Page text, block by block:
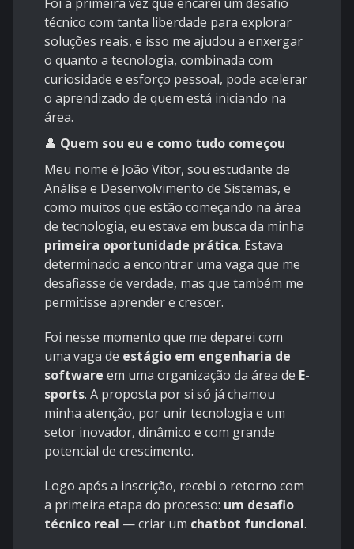
técnico com tanta liberdade para explorar
soluções reais, e isso me ajudou a enxergar
o quanto a tecnologia, combinada com
curiosidade e esforço pessoal, pode acelerar
o aprendizado de quem está iniciando na
área.
👤 Quem sou eu e como tudo começou
Meu nome é João Vitor, sou estudante de
Análise e Desenvolvimento de Sistemas, e
como muitos que estão começando na área
de tecnologia, eu estava em busca da minha
primeira oportunidade prática. Estava
determinado a encontrar uma vaga que me
desafiasse de verdade, mas que também me
permitisse aprender e crescer.
Foi nesse momento que me deparei com
uma vaga de estágio em engenharia de
software em uma organização da área de E-
sports. A proposta por si só já chamou
minha atenção, por unir tecnologia e um
setor inovador, dinâmico e com grande
potencial de crescimento.
Logo após a inscrição, recebi o retorno com
a primeira etapa do processo: um desafio
técnico real — criar um chatbot funcional.